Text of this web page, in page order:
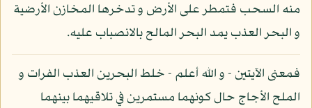
منه السحب فتمطر على الأرض و تدخرها المخازن الأرضية
و البحر العذب يمد البحر المالح بالانصباب عليه.
فمعنى الآيتين - و الله أعلم - خلط البحرين العذب الفرات و
الملح الأجاج حال كونهما مستمرين في تلاقيهما بينهما